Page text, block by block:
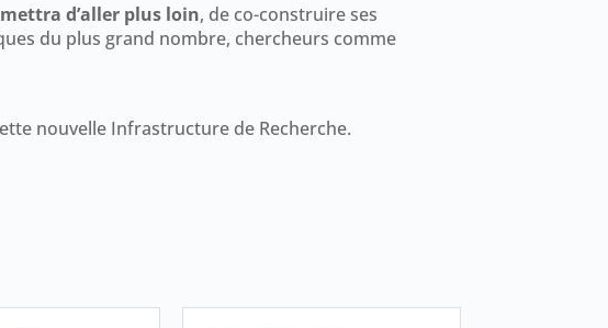
d’aller plus loin, de co-construire ses
du plus grand nombre, chercheurs comme
nouvelle Infrastructure de Recherche.